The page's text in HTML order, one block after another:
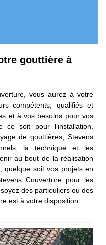
gouttière à
vous aurez à votre
compétents, qualifiés et
et à vos besoins pour vos
ce soit pour l’installation,
de gouttières, Stevens
la technique et les
au bout de la réalisation
quelque soit vos projets en
Couverture pour les
des particuliers ou des
est à votre disposition.